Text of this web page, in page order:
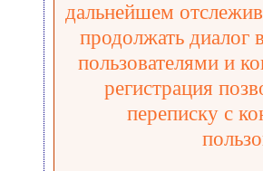
дальнейшем
продолжать диалог
пользователями и
регистрация
переписку с